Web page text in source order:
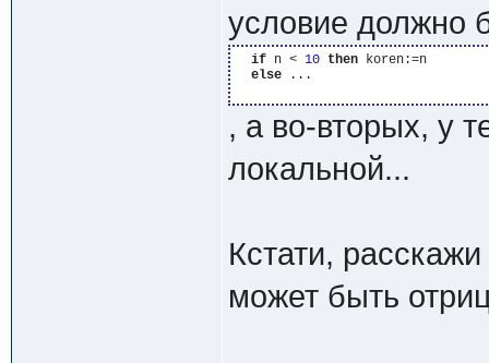
условие должно
if n < 10 then koren:=n
else ...
, а во-вторых, у
локальной...
Кстати,
может быть